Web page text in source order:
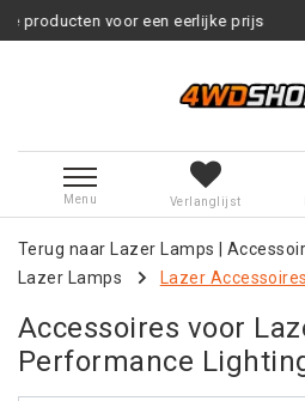
prijs
Menu Verlanglijst
Terug naar Lazer Lamps |
Lazer Lamps
Lazer Accessoires
Accessoires voor
Performance